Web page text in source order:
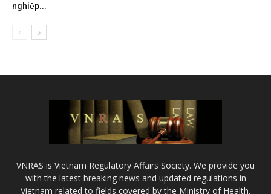
nghiệp...
VNRAS is Vietnam Regulatory Affairs Society. We provide you
with the latest breaking news and updated regulations in
Vietnam related to fields covered by the Ministry of Health.